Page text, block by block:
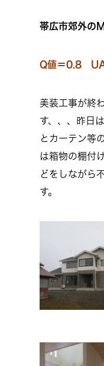
帯広市郊外の
Q値＝0.8
美装工事が終
す、、、昨日
とカーテン等
は箱物の棚付
どをしながら
す。